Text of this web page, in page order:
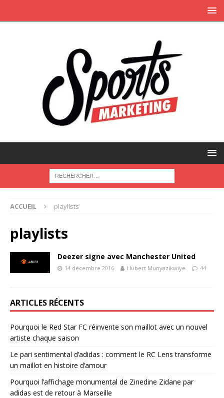
ACCUEIL playlists
playlists
Deezer signe avec Manchester United
14 décembre 2016 Hubert Munyazikwiye 44
ARTICLES RÉCENTS
Pourquoi le Red Star FC réinvente son maillot avec un nouvel
artiste chaque saison
Le pari sentimental d’adidas : comment le RC Lens transforme
un maillot en histoire d’amour
Pourquoi l’affichage monumental de Zinedine Zidane par
adidas est de retour à Marseille